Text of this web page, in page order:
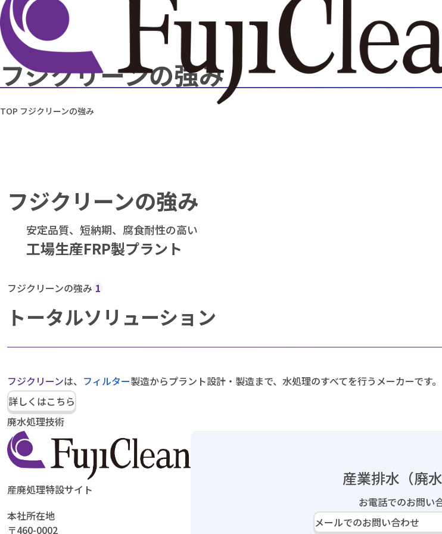
フジクリーンの強み
TOP フジクリーンの強み
フジクリーンの強み
安定品質、短納期、腐食耐性の高い
工場生産FRP製プラント
フジクリーンの強み 1
トータルソリューション
フジクリーンは、 フィルター製造からプラント設計・製造まで、水処理のすべてを行うメーカーです。
詳しくはこちら
廃水処理技術
産廃処理特設サイト
本社所在地
〒460-0002
産業排水（廃
お電話でのお問い
メールでのお問い合わせ